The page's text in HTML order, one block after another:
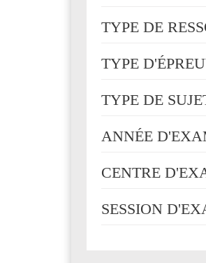
TYPE DE
TYPE
TYPE DE
ANNÉE
CENTRE
SESSION